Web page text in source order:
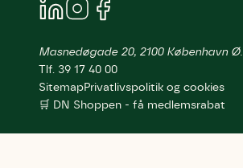
Masnedøgade 20, 2100 København Ø.
Tlf. 39 17 40 00
SitemapPrivatlivspolitik og cookies
🛒 DN Shoppen - få medlemsrabat